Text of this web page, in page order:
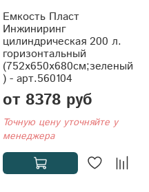
Емкость Пласт
Инжиниринг
цилиндрическая 200 л.
горизонтальный
(752x650x680см;зеленый
) - арт.560104
от 8378 руб
Точную цену уточняйте у
менеджера